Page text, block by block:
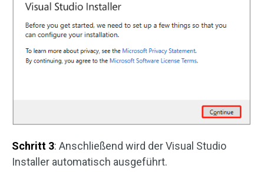
Schritt 3: Anschließend wird der Visual Studio
Installer automatisch ausgeführt.